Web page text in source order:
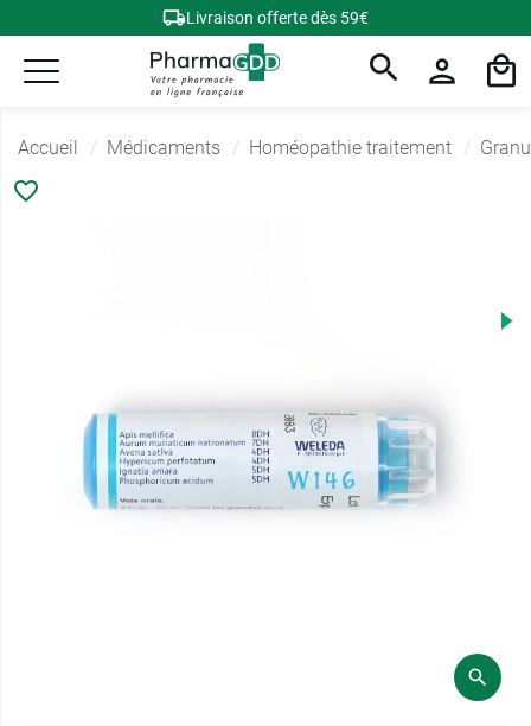
Livraison offerte dès 59€
Accueil Médicaments Homéopathie traitement